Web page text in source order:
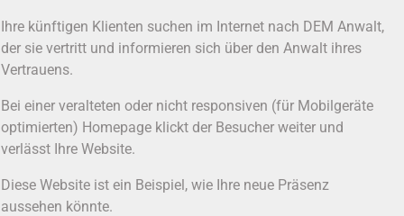
Ihre künftigen Klienten suchen im Internet nach DEM Anwalt,
der sie vertritt und informieren sich über den Anwalt ihres
Vertrauens.
Bei einer veralteten oder nicht responsiven (für Mobilgeräte
optimierten) Homepage klickt der Besucher weiter und
verlässt Ihre Website.
Diese Website ist ein Beispiel, wie Ihre neue Präsenz
aussehen könnte.